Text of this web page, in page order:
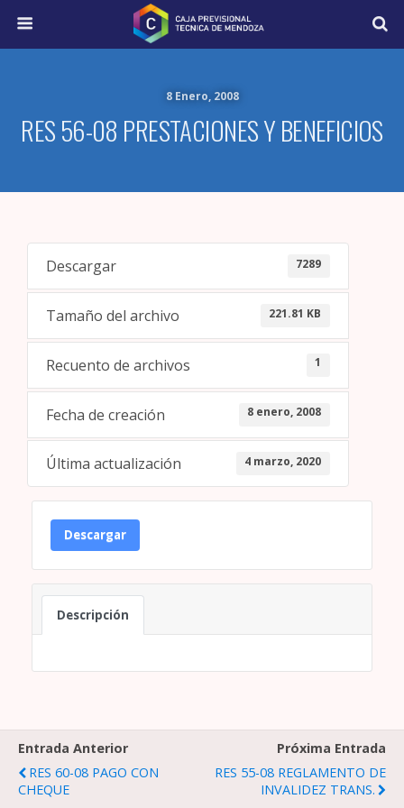
8 Enero, 2008
RES 56-08 PRESTACIONES Y BENEFICIOS
Descargar 7289
Tamaño del archivo 221.81 KB
Recuento de archivos 1
Fecha de creación 8 enero, 2008
Última actualización 4 marzo, 2020
Descargar
Descripción
Entrada Anterior
RES 60-08 PAGO CON
CHEQUE
Próxima Entrada
RES 55-08 REGLAMENTO DE
INVALIDEZ TRANS.